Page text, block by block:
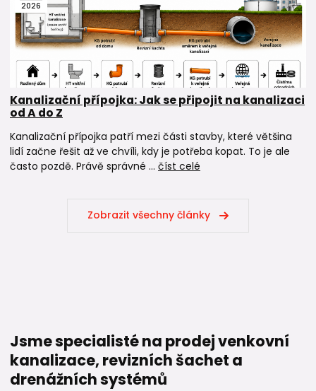
2026
Kanalizační přípojka: Jak se připojit na kanalizaci
od A do Z
Kanalizační přípojka patří mezi části stavby, které většina
lidí začne řešit až ve chvíli, kdy je potřeba kopat. To je ale
často pozdě. Právě správné ... číst celé
Zobrazit všechny články
Jsme specialisté na prodej venkovní
kanalizace, revizních šachet a
drenážních systémů